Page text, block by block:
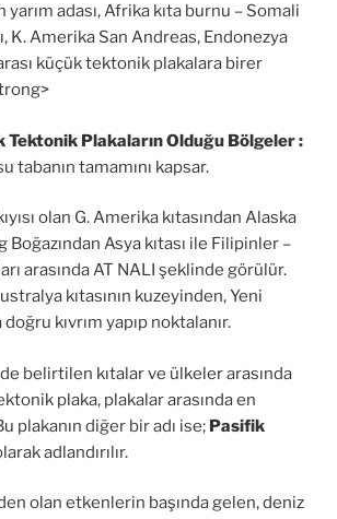
yarım adası, Afrika kıta burnu – Somali
K. Amerika San Andreas, Endonezya
küçük tektonik plakalara birer
Tektonik Plakaların Olduğu Bölgeler :
tabanın tamamını kapsar.
olan G. Amerika kıtasından Alaska
Asya kıtası ile Filipinler –
arasında AT NALI şeklinde görülür.
kıtasının kuzeyinden, Yeni
kıvrım yapıp noktalanır.
belirtilen kıtalar ve ülkeler arasında
plaka, plakalar arasında en
plakanın diğer bir adı ise; Pasifik
adlandırılır.
olan etkenlerin başında gelen, deniz